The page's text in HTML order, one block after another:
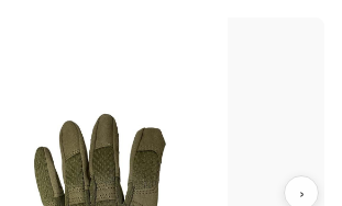
›